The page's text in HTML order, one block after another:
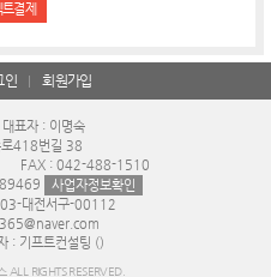
결제
인 회원가입
대표자 : 이명숙
로418번길 38
FAX : 042-488-1510
사업자정보확인
대전서구-00112
: 기프트컨설팅 ()
ALL RIGHTS RESERVED.